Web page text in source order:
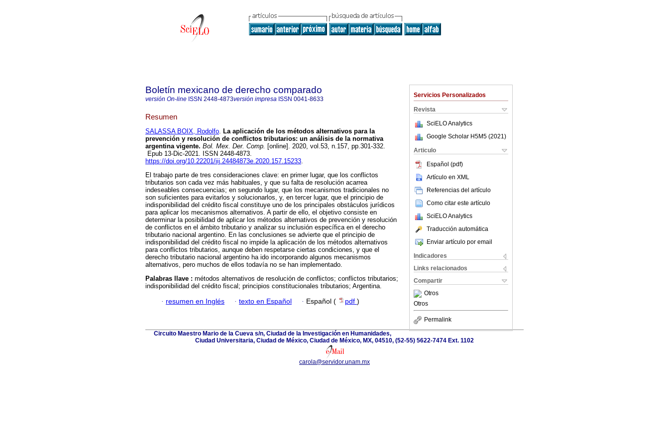
Servicios Personalizados
Revista
SciELO Analytics
Google Scholar H5M5 (2021 )
Articulo
Español (pdf)
Artículo en XML
Referencias del artículo
Como citar este artículo
SciELO Analytics
Traducción automática
Enviar artículo por email
Indicadores
Links relacionados
Compartir
Otros
Otros
Permalink
Boletín mexicano de derecho comparado
versión On-line ISSN 2448-4873versión impresa ISSN 0041-8633
Resumen
SALASSA BOIX, Rodolfo. La aplicación de los métodos alternativos para la
prevención y resolución de conflictos tributarios: un análisis de la normativa
argentina vigente. Bol. Mex. Der. Comp. [online]. 2020, vol.53, n.157, pp.301-332.
Epub 13-Dic-2021. ISSN 2448-4873.
https://doi.org/10.22201/iij.24484873e.2020.157.15233.
El trabajo parte de tres consideraciones clave: en primer lugar, que los conflictos
tributarios son cada vez más habituales, y que su falta de resolución acarrea
indeseables consecuencias; en segundo lugar, que los mecanismos tradicionales no
son suficientes para evitarlos y solucionarlos, y, en tercer lugar, que el principio de
indisponibilidad del crédito fiscal constituye uno de los principales obstáculos jurídicos
para aplicar los mecanismos alternativos. A partir de ello, el objetivo consiste en
determinar la posibilidad de aplicar los métodos alternativos de prevención y resolución
de conflictos en el ámbito tributario y analizar su inclusión específica en el derecho
tributario nacional argentino. En las conclusiones se advierte que el principio de
indisponibilidad del crédito fiscal no impide la aplicación de los métodos alternativos
para conflictos tributarios, aunque deben respetarse ciertas condiciones, y que el
derecho tributario nacional argentino ha ido incorporando algunos mecanismos
alternativos, pero muchos de ellos todavía no se han implementado.
Palabras llave : métodos alternativos de resolución de conflictos; conflictos tributarios;
indisponibilidad del crédito fiscal; principios constitucionales tributarios; Argentina.
· resumen en Inglés · texto en Español · Español ( pdf )
Circuito Maestro Mario de la Cueva s/n, Ciudad de la Investigación en Humanidades,
Ciudad Universitaria, Ciudad de México, Ciudad de México, MX, 04510, (52-55) 5622-7474 Ext. 1102
carola@servidor.unam.mx